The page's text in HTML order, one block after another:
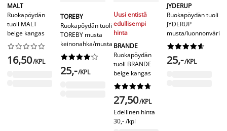
MALT
Ruokapöydän
tuoli MALT
beige kangas






16,50/KPL
TOREBY
Ruokapöydän tuoli
TOREBY musta
keinonahka/musta






25,-/KPL
Uusi entistä
edullisempi
hinta
BRANDE
Ruokapöydän
tuoli BRANDE
beige kangas






27,50/KPL
Edellinen hinta
30,- /kpl
JYDERUP
Ruokapöydän tuoli
JYDERUP
musta/






25,-/KPL